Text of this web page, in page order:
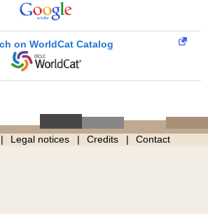
on WorldCat Catalog
Legal notices Credits Contact